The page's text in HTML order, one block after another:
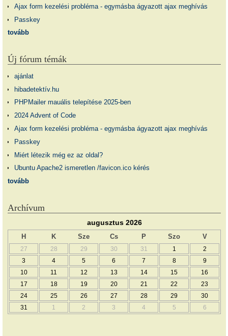
Ajax form kezelési probléma - egymásba ágyazott ajax meghívás
Passkey
tovább
Új fórum témák
ajánlat
hibadetektív.hu
PHPMailer mauális telepítése 2025-ben
2024 Advent of Code
Ajax form kezelési probléma - egymásba ágyazott ajax meghívás
Passkey
Miért létezik még ez az oldal?
Ubuntu Apache2 ismeretlen /favicon.ico kérés
tovább
Archívum
augusztus 2026
H K Sze Cs P Szo V
27 28 29 30 31 1
2
3
4 5 6 7 8
9
10
11 12 13 14 15
16
17
18 19 20 21 22
23
24
25 26 27 28 29
30
31
1 2 3 4 5 6